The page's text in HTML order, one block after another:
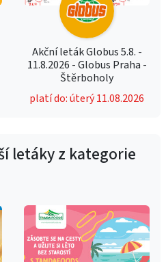
Akční leták Globus 5.8. -
11.8.2026 - Globus Praha -
Štěrboholy
platí do: úterý 11.08.2026
letáky z kategorie